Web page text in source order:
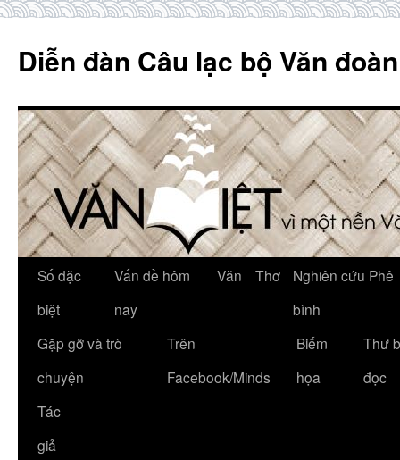
content
Diễn đàn Câu lạc bộ Văn
Số đặc
biệt
Vấn đề hôm
nay
Văn Thơ
Nghiên cứu Phê
bình
Gặp gỡ và trò
chuyện
Trên
Facebook/Minds
Biếm
họa
Thư
đọc
Tác
giả